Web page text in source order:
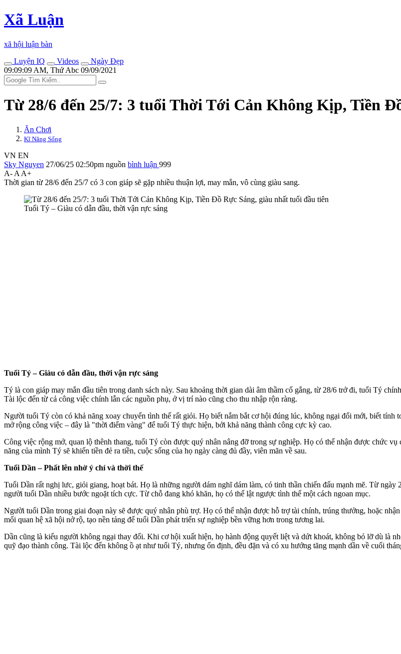
Xã Luận
xã hội luận bàn
Luyện IQ
Videos
Ngày Đẹp
09:09:09 AM, Thứ Abc 09/09/2021
Từ 28/6 đến 25/7: 3 tuổi Thời Tới Cản Không Kịp, Tiền
Ăn Chơi
Kĩ Năng Sống
VN EN
Sky Nguyen 27/06/25 02:50pm nguồn bình luận 999
A- A A+
Thời gian từ 28/6 đến 25/7 có 3 con giáp sẽ gặp nhiều thuận lợi, may mắn, vô cùng giàu sang.
Tuổi Tý – Giàu có dẫn đầu, thời vận rực sáng
Tuổi Tý – Giàu có dẫn đầu, thời vận rực sáng
Tý là con giáp may mắn đầu tiên trong danh sách này. Sau khoảng thời gian dài âm thầm cố gắng, từ 28/6 trở đi, tuổi Tý
Tài lộc đến từ cả công việc chính lẫn các nguồn phụ, ở vị trí nào cũng cho thu nhập rộn ràng.
Người tuổi Tý còn có khả năng xoay chuyển tình thế rất giỏi. Họ biết nắm bắt cơ hội đúng lúc, không ngại đổi mới, biết tính
mở rộng công việc – đây là "thời điểm vàng" để tuổi Tý thực hiện, bởi khả năng thành công cực kỳ cao.
Công việc rộng mở, quan lộ thênh thang, tuổi Tý còn được quý nhân nâng đỡ trong sự nghiệp. Họ có thể nhận được chức
năng của mình Tý sẽ khiến tiền đẻ ra tiền, cuộc sống của họ ngày càng đủ đầy, viên mãn về sau.
Tuổi Dần – Phất lên nhờ ý chí và thời thế
Tuổi Dần rất nghị lưc, giỏi giang, hoạt bát. Họ là những người dám nghĩ dám làm, có tinh thần chiến đấu mạnh mẽ. Từ
người tuổi Dần nhiều bước ngoặt tích cực. Từ chỗ đang khó khăn, họ có thể lật ngược tình thế một cách ngoan mục.
Người tuổi Dần trong giai đoạn này sẽ được quý nhân phù trợ. Họ có thể nhận được hỗ trợ tài chính, trúng thưởng, hoặc
mối quan hệ xã hội nở rộ, tạo nền tảng để tuổi Dần phát triển sự nghiệp bền vững hơn trong tương lai.
Dần cũng là kiểu người không ngại thay đổi. Khi cơ hội xuất hiện, họ hành động quyết liệt và dứt khoát, không bỏ lỡ dù là
quỹ đạo thành công. Tài lộc đến không ồ ạt như tuổi Tý, nhưng ổn định, đều đặn và có xu hướng tăng mạnh dần về cuối